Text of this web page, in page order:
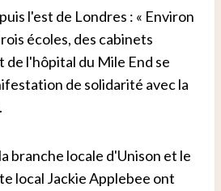
l'est de Londres : « Environ
écoles, des cabinets
de l'hôpital du Mile End se
de solidarité avec la
branche locale d'Unison et le
local Jackie Applebee ont